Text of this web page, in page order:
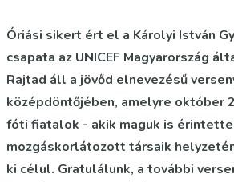
Óriási sikert ért el a Károlyi István
csapata az UNICEF Magyarország
Rajtad áll a jövőd elnevezésű
középdöntőjében, amelyre október
fóti fiatalok - akik maguk is
mozgáskorlátozott társaik
ki célul. Gratulálunk, a további